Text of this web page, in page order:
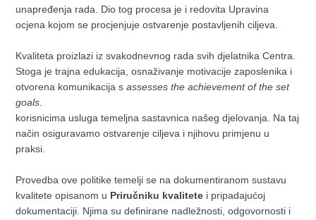
unapređenja rada. Dio tog procesa je i redovita Upravina
ocjena kojom se procjenjuje ostvarenje postavljenih ciljeva.
Kvaliteta proizlazi iz svakodnevnog rada svih djelatnika Centra.
Stoga je trajna edukacija, osnaživanje motivacije zaposlenika i
otvorena komunikacija sassesses the achievement of the set
goals
korisnicima usluga temeljna sastavnica našeg djelovanja. Na taj
način osiguravamo ostvarenje ciljeva i njihovu primjenu u
praksi.
Provedba ove politike temelji se na dokumentiranom sustavu
kvalitete opisanom u Priručniku kvalitete i pripadajućoj
dokumentaciji. Njima su definirane nadležnosti, odgovornosti i